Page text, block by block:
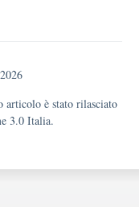
articolo è stato rilasciato
3.0 Italia.